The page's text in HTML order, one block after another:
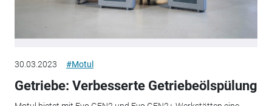
30.03.2023 #Motul
Getriebe: Verbesserte Getriebeölspülung